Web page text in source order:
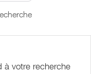
à votre recherche